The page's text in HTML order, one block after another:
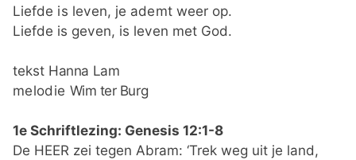
Liefde is leven, je ademt weer op.
Liefde is geven, is leven met God.
tekst Hanna Lam
melodie Wim ter Burg
1e Schriftlezing: Genesis 12:1-8
De HEER zei tegen Abram: ‘Trek weg uit je land,